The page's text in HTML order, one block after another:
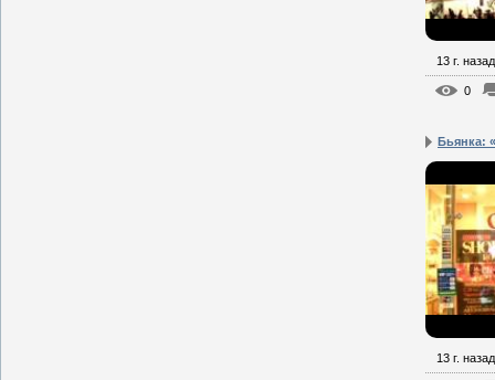
13 г. назад
0
Бьянка:
13 г. назад